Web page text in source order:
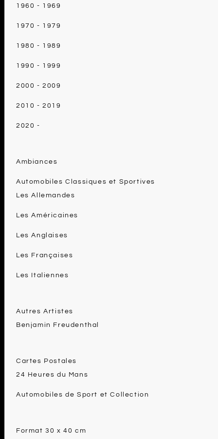
1960 - 1969
1970 - 1979
1980 - 1989
1990 - 1999
2000 - 2009
2010 - 2019
2020 -
Ambiances
Automobiles Classiques et Sportives
Les Allemandes
Les Américaines
Les Anglaises
Les Françaises
Les Italiennes
Autres Artistes
Benjamin Freudenthal
Cartes Postales
24 Heures du Mans
Automobiles de Sport et Collection
Format 30 x 40 cm